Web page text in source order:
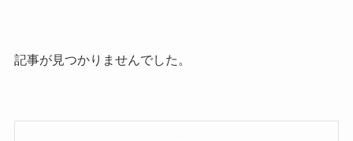
記事が見つかりませんでした。